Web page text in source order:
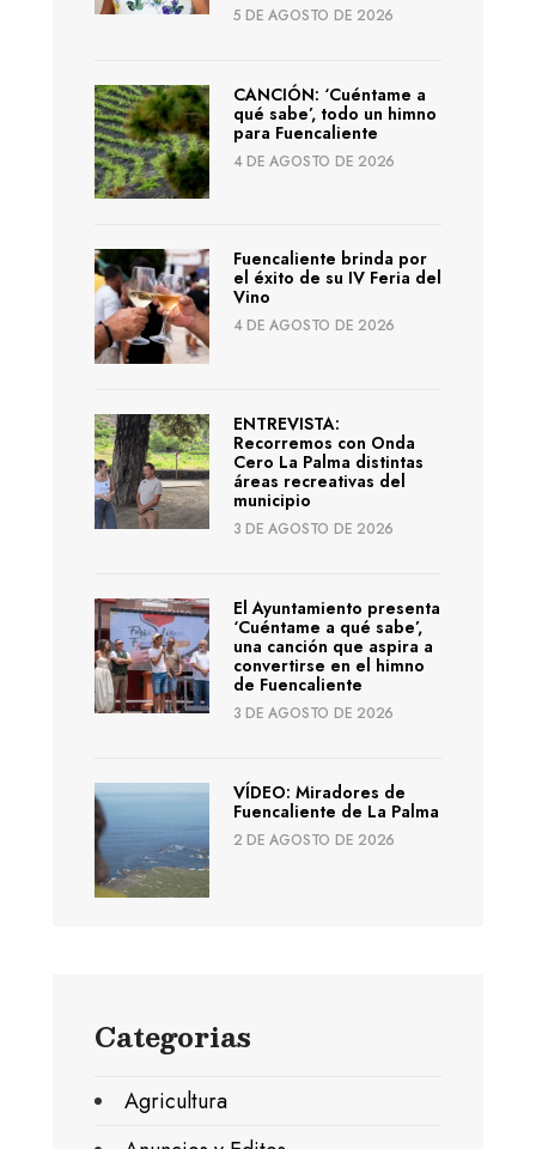
5 DE AGOSTO DE 2026
CANCIÓN: ‘Cuéntame a
qué sabe’, todo un himno
para Fuencaliente
4 DE AGOSTO DE 2026
Fuencaliente brinda por
el éxito de su IV Feria del
Vino
4 DE AGOSTO DE 2026
ENTREVISTA:
Recorremos con Onda
Cero La Palma distintas
áreas recreativas del
municipio
3 DE AGOSTO DE 2026
El Ayuntamiento presenta
‘Cuéntame a qué sabe’,
una canción que aspira a
convertirse en el himno
de Fuencaliente
3 DE AGOSTO DE 2026
VÍDEO: Miradores de
Fuencaliente de La Palma
2 DE AGOSTO DE 2026
Categorias
Agricultura